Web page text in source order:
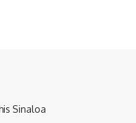
Sinaloa